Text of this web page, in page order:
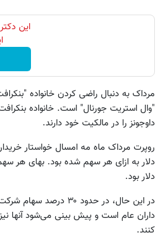
این
مرداک به دنبال راضی کردن خانواده
داوجونز را در مالکیت خود دارند.
دلار بود.
در این حال، در حدود ۳۰
داران عام است و پیش بینی می‌شود آنها
کنند.